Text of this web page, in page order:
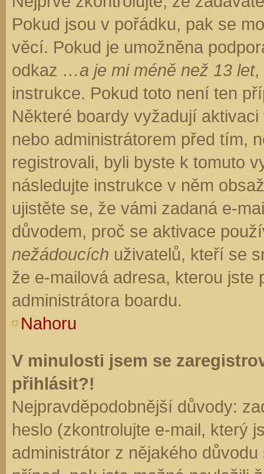
Pokud jsou v pořádku, pak se
věcí. Pokud je umožněna
odkaz …a je mi méně než 13 let,
instrukce. Pokud toto není ten
Některé boardy vyžadují
nebo administrátorem před tím,
registrovali, byli byste k tomuto
následujte instrukce v něm
ujistěte se, že vámi zadaná e-
důvodem, proč se aktivace
nežádoucích uživatelů, kteří se
že e-mailová adresa, kterou jste
administrátora boardu.
Nahoru
V minulosti jsem se
přihlásit?!
Nejpravděpodobnější důvody:
heslo (zkontrolujte e-mail, který
administrátor z nějakého